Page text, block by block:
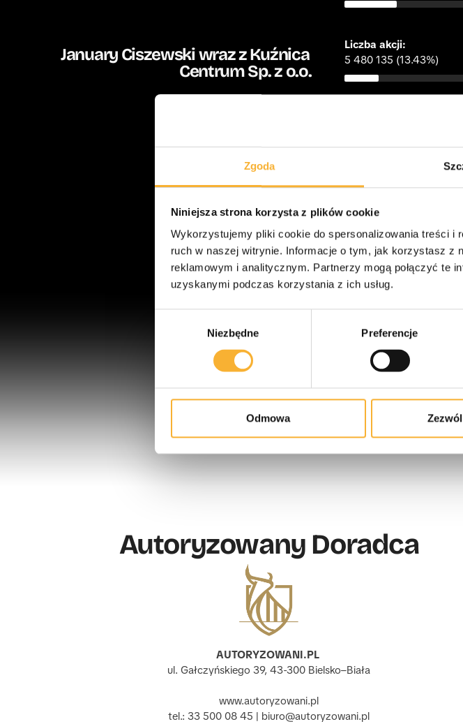
Zgoda
Niniejsza strona korzysta z plików cookie
Wykorzystujemy pliki cookie do spersonalizowania treści i
ruch w naszej witrynie. Informacje o tym, jak korzystasz z
reklamowym i analitycznym. Partnerzy mogą połączyć te
uzyskanymi podczas korzystania z ich usług.
Niezbędne Preferencje
Odmowa
January Ciszewski wraz z Kuźnica
Centrum Sp. z o.o.
Liczba akcji:
5 480 135 (13.43%)
Pozostali
7 902 624 (19.37%)
Łączna
Autoryzowany Doradca
AUTORYZOWANI.PL
ul. Gałczyńskiego 39, 43-300 Bielsko–Biała
www.autoryzowani.pl
tel.: 33 500 08 45 | biuro@autoryzowani.pl